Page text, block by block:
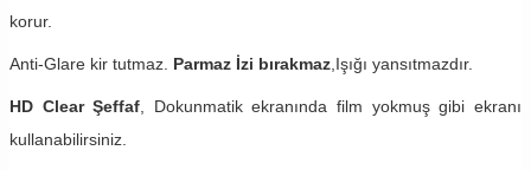
korur.
Anti-Glare kir tutmaz. Parmaz İzi bırakmaz ,Işığı yansıtmazdır.
HD Clear Şeffaf , Dokunmatik ekranında film yokmuş gibi ekranı
kullanabilirsiniz.